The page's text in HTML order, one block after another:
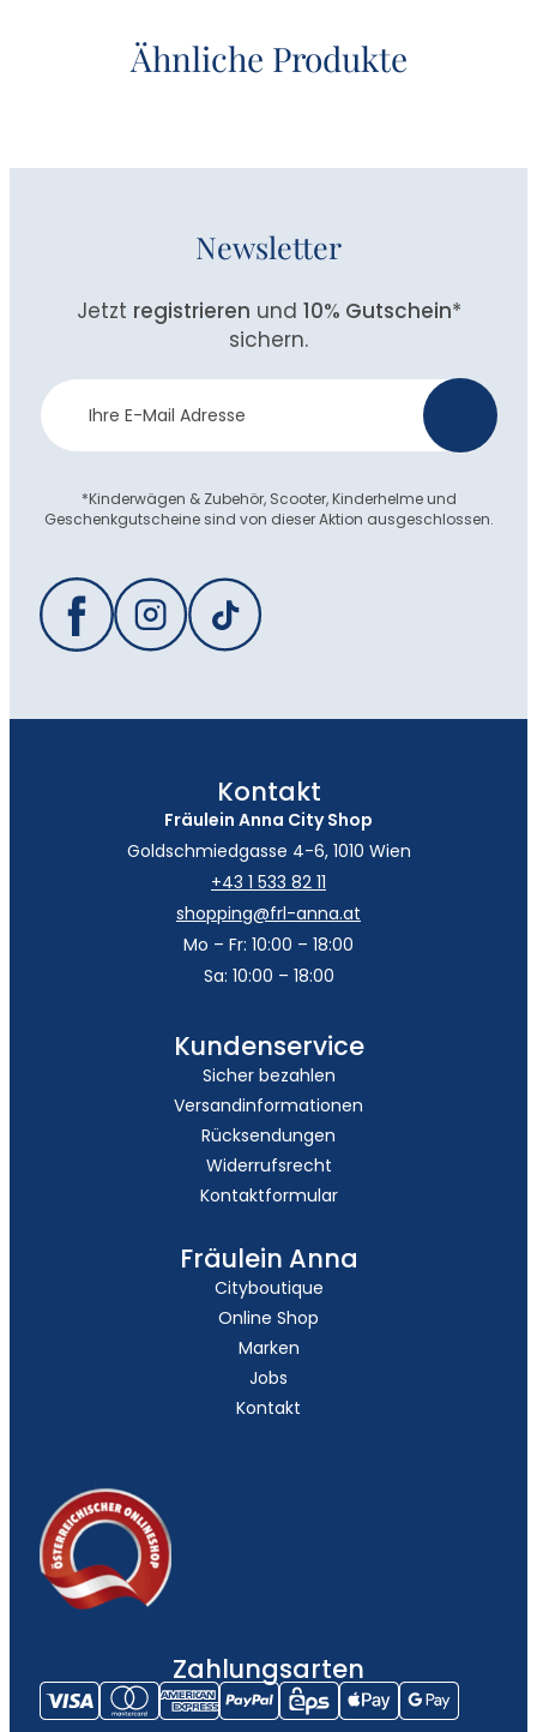
Ähnliche Produkte
Newsletter
Jetzt registrieren und 10% Gutschein*
sichern.
Newsletter
Anmeldung
*Kinderwägen & Zubehör, Scooter, Kinderhelme und
Geschenkgutscheine sind von dieser Aktion ausgeschlossen.
Kontakt
Fräulein Anna City Shop
Goldschmiedgasse 4-6, 1010 Wien
+43 1 533 82 11
shopping@frl-anna.at
Mo – Fr: 10:00 – 18:00
Sa: 10:00 – 18:00
Kundenservice
Sicher bezahlen
Versandinformationen
Rücksendungen
Widerrufsrecht
Kontaktformular
Fräulein Anna
Cityboutique
Online Shop
Marken
Jobs
Kontakt
Zahlungsarten